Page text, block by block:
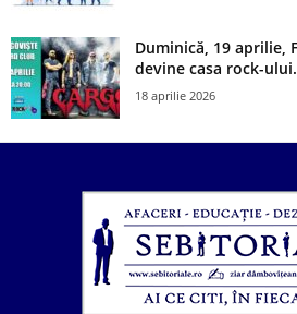
Duminică, 19 aprilie,
devine casa rock-
18 aprilie 2026